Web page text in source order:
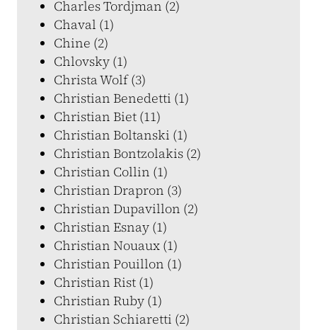
Charles Tordjman (2)
Chaval (1)
Chine (2)
Chlovsky (1)
Christa Wolf (3)
Christian Benedetti (1)
Christian Biet (11)
Christian Boltanski (1)
Christian Bontzolakis (2)
Christian Collin (1)
Christian Drapron (3)
Christian Dupavillon (2)
Christian Esnay (1)
Christian Nouaux (1)
Christian Pouillon (1)
Christian Rist (1)
Christian Ruby (1)
Christian Schiaretti (2)